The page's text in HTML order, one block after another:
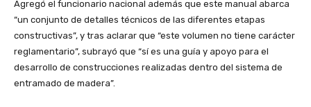
Agregó el funcionario nacional además que este manual abarca
“un conjunto de detalles técnicos de las diferentes etapas
constructivas”, y tras aclarar que “este volumen no tiene carácter
reglamentario”, subrayó que “sí es una guía y apoyo para el
desarrollo de construcciones realizadas dentro del sistema de
entramado de madera”.